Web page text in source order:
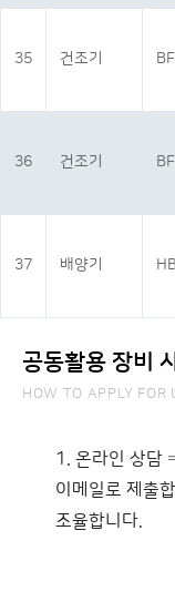
35 건조기
36 건조기
37 배양기
공동활용 장비
HOW TO APPLY FOR
1. 온라인 상담
이메일로 제출
조율합니다.